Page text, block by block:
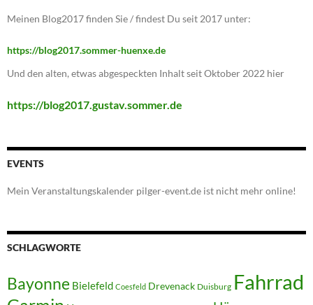
Meinen Blog2017 finden Sie / findest Du seit 2017 unter:
https://blog2017.sommer-huenxe.de
Und den alten, etwas abgespeckten Inhalt seit Oktober 2022 hier
https://blog2017.gustav.sommer.de
EVENTS
Mein Veranstaltungskalender pilger-event.de ist nicht mehr online!
SCHLAGWORTE
Bayonne Bielefeld Coesfeld Drevenack Duisburg Fahrrad